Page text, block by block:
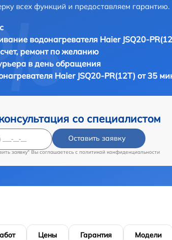
всех функций и предоставляем гарантию.
водонагревателя Haier JSQ20-
ремонт по желанию
в день обращения
Haier JSQ20-PR(12T) от 35
со специалистом
Оставить заявку
заявку" Вы соглашаетесь c политикой конфиденциальности
Цены Гарантия Модели